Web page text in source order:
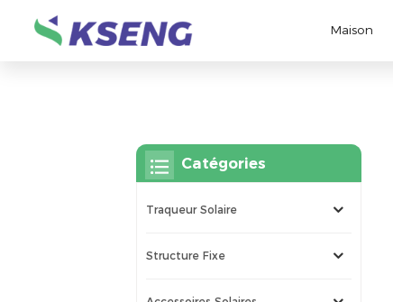
Maison
Catégories
Traqueur Solaire
Structure Fixe